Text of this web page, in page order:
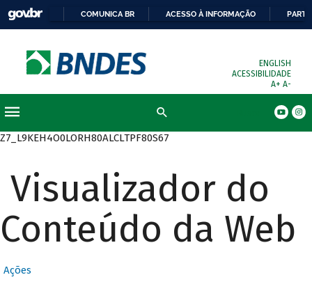
COMUNICA BR ACESSO À INFORMAÇÃO
ENGLISH
ACESSIBILIDADE
A+ A-
Z7_L9KEH4O0LORH80ALCLTPF80S67
Visualizador do
Conteúdo da Web
Ações